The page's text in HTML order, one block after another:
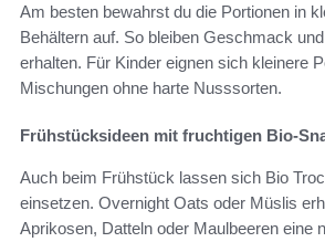
Am besten bewahrst du die Portionen in
Behältern auf. So bleiben Geschmack
erhalten. Für Kinder eignen sich kleinere
Mischungen ohne harte Nusssorten.
Frühstücksideen mit fruchtigen Bio-
Auch beim Frühstück lassen sich Bio
einsetzen. Overnight Oats oder Müslis
Aprikosen, Datteln oder Maulbeeren eine